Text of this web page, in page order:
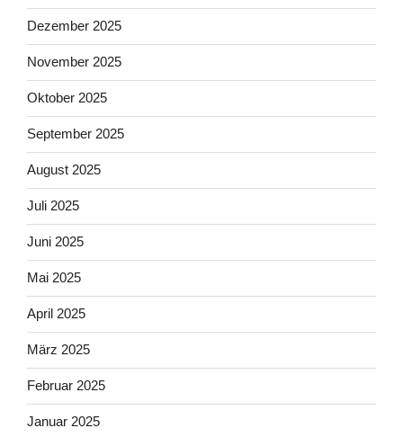
Dezember 2025
November 2025
Oktober 2025
September 2025
August 2025
Juli 2025
Juni 2025
Mai 2025
April 2025
März 2025
Februar 2025
Januar 2025